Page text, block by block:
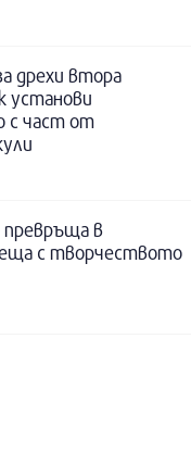
дрехи втора
установи
с част от
превръща в
с творчеството